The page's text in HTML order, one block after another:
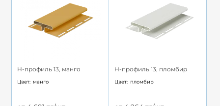
H-профиль 13, манго
Цвет: манго
H-профиль 13, пломбир
Цвет: пломбир